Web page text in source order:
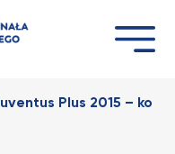
Iuventus Plus 2015 –